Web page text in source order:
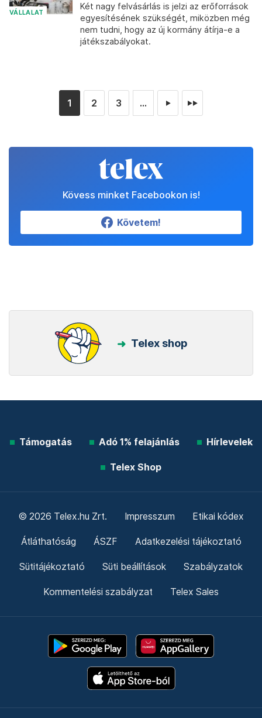
VÁLLALAT
Két nagy felvásárlás is jelzi az erőforrások
egyesítésének szükségét, miközben még
nem tudni, hogy az új kormány átírja-e a
játékszabályokat.
1 2 3 ... ► ►►
Kövess minket Facebookon is!
Követem!
Telex shop
Támogatás Adó 1% felajánlás Hírlevelek
Telex Shop
© 2026 Telex.hu Zrt. Impresszum Etikai kódex
Átláthatóság ÁSZF Adatkezelési tájékoztató
Sütitájékoztató Süti beállítások Szabályzatok
Kommentelési szabályzat Telex Sales